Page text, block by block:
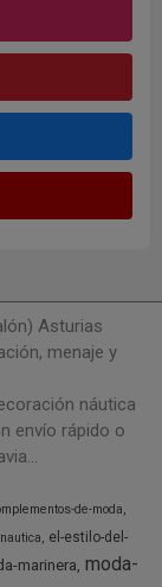
Asturias
menaje y
náutica
envío rápido o
de-moda
el-estilo-del-
marinera moda-